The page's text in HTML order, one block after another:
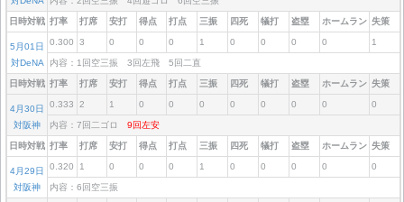
日時対戦 打率 打席 安打 得点 打点 三振 四死 犠打 盗塁 ホームラン 失策
5月01日
対DeNA
0.300 3 0 0 0 1 0 0 0 0 1
内容：1回空三振 3回左飛 5回二直
日時対戦 打率 打席 安打 得点 打点 三振 四死 犠打 盗塁 ホームラン 失策
4月30日
対阪神
0.333 2 1 0 0 0 0 0 0 0 0
内容：7回二ゴロ 9回左安
日時対戦 打率 打席 安打 得点 打点 三振 四死 犠打 盗塁 ホームラン 失策
4月29日
対阪神
0.320 1 0 0 0 1 0 0 0 0 0
内容：6回空三振